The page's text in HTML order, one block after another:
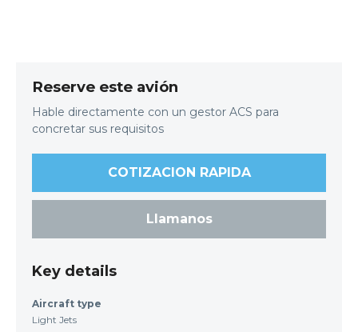
Reserve este avión
Hable directamente con un gestor ACS para
concretar sus requisitos
COTIZACION RAPIDA
Llamanos
Key details
Aircraft type
Light Jets